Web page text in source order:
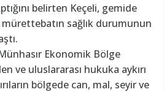
belirten Keçeli, gemide
sağlık durumunun
Ekonomik Bölge
ve uluslararası hukuka aykırı
bölgede can, mal, seyir ve